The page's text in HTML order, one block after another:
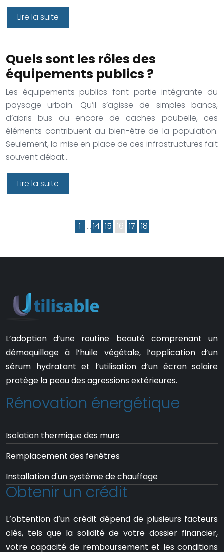
Lire la suite
Quels sont les rôles des
équipements publics ?
Les équipements publics font partie intégrante du
paysage urbain. Qu’il s’agisse de simples bancs,
d’abris bus ou encore de caches poubelle, ces
éléments contribuent au bien-être de la population.
Seulement, la mise en place de ces infrastructures fait
souvent débat…
Lire la suite
1 …14 15 16 17 18
L’adoption d’une routine beauté comprenant un
démaquillage à l’huile végétale, l’application d’un
sérum hydratant et l’utilisation d’un écran solaire
protège la peau des agressions extérieures.
Rénovation énergétique
Isolation thermique des murs
Remplacement des fenêtres
Installation d'un système de chauffage
Obtenir un crédit
L’obtention d’un crédit dépend de plusieurs facteurs
clés, tels que la solidité de votre dossier financier,
votre capacité de remboursement et les conditions